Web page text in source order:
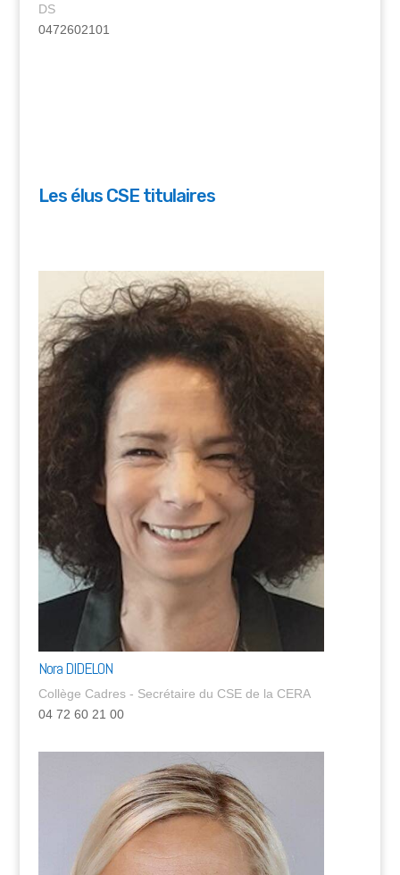
DS
0472602101
Les élus CSE titulaires
Nora DIDELON
Collège Cadres - Secrétaire du CSE de la CERA
04 72 60 21 00